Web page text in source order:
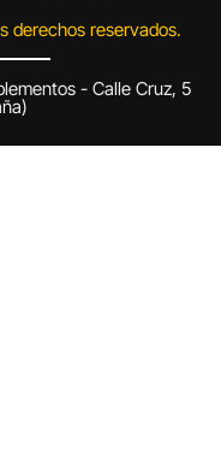
derechos reservados.
- Calle Cruz, 5